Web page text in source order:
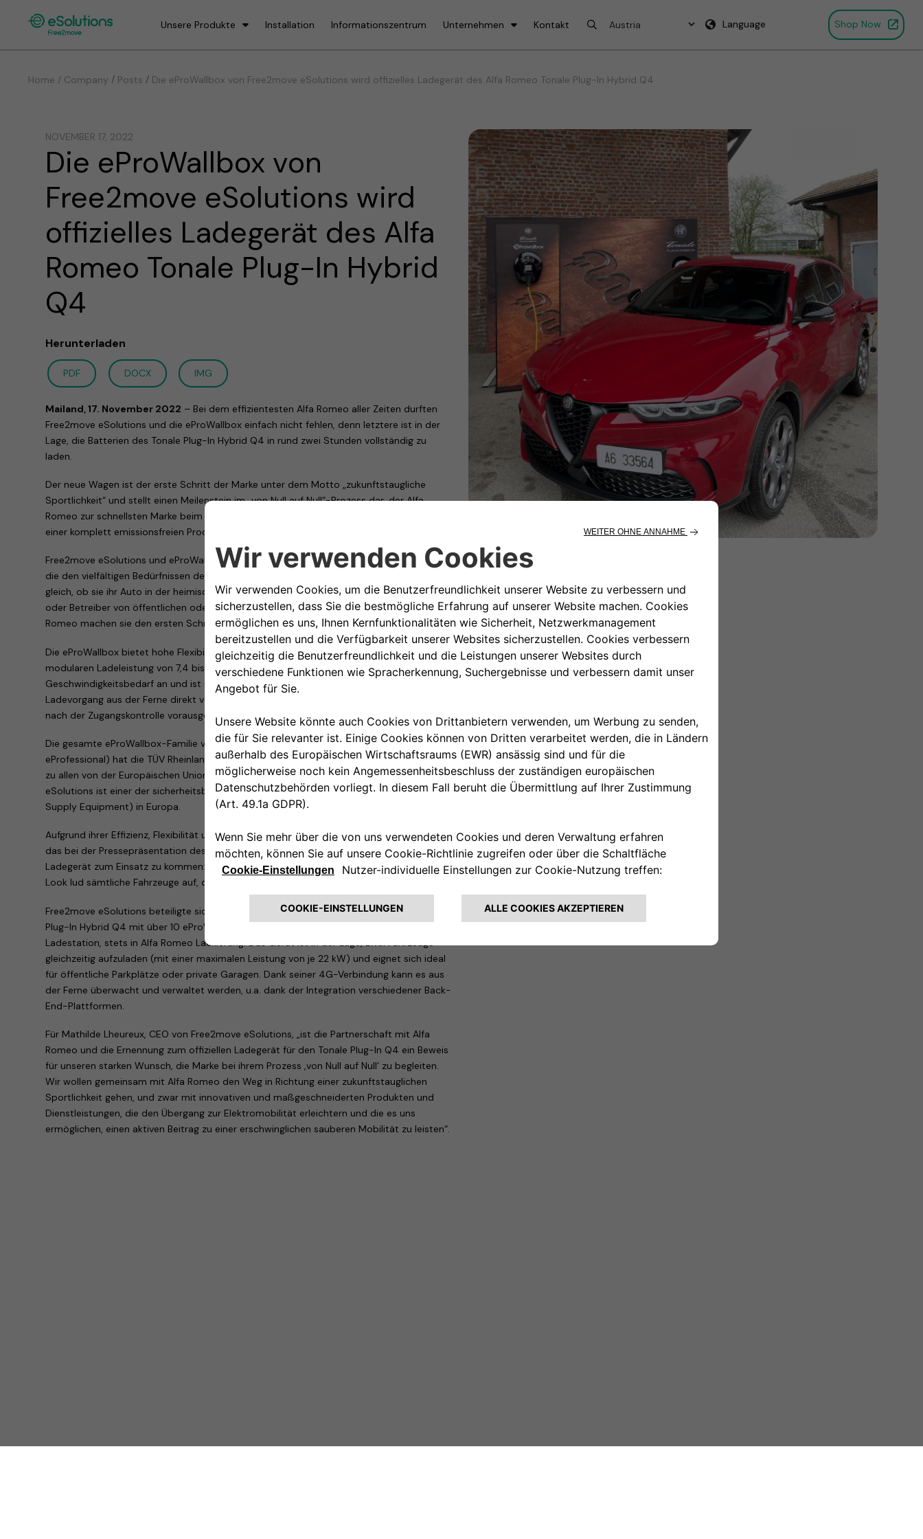
Unsere Produkte Installation Informationszentrum Unternehmen Kontakt Language Shop Now
Home / Company / Posts / Die eProWallbox von Free2move eSolutions wird offizielles Ladegerät des Alfa Romeo Tonale Plug-In Hybrid Q4
NOVEMBER 17, 2022
Die eProWallbox von
Free2move eSolutions wird
offizielles Ladegerät des Alfa
Romeo Tonale Plug-In Hybrid
Q4
Herunterladen
PDF DOCX IMG
Mailand, 17. November 2022 – Bei dem effizientesten Alfa Romeo aller Zeiten durften
Free2move eSolutions und die eProWallbox einfach nicht fehlen, denn letztere ist in der
Lage, die Batterien des Tonale Plug-In Hybrid Q4 in rund zwei Stunden vollständig zu
laden.
Der neue Wagen ist der erste Schritt der Marke unter dem Motto „zukunftstaugliche
Sportlichkeit“ und stellt einen Meilenstein im „von Null auf Null“-Prozess dar, der Alfa
Romeo zur schnellsten Marke beim Übergang von null elektrifizierten Autos (ab 2022) zu
einer komplett emissionsfreien Produktpalette im Jahr 2027 machen wird.
Free2move eSolutions und eProWallbox bilden zusammen eine Familie von Ladegeräten,
die den vielfältigen Bedürfnissen der unterschiedlichsten Kunden gerecht werden. Ganz
gleich, ob sie ihr Auto in der heimischen Garage aufladen müssen, ob sie Fuhrparkmanager
oder Betreiber von öffentlichen oder privaten Parkplätzen sind: gemeinsam mit Alfa
Romeo machen sie den ersten Schritt dieses wichtigen Übergangs.
Die eProWallbox bietet hohe Flexibilität in Bezug auf Funktionalität und Kosten. Mit einer
modularen Ladeleistung von 7,4 bis 22 kW passt sich das Gerät an den Energie- und
Geschwindigkeitsbedarf an und ist ideal für alle Einsatzarten. Außerdem kann der
Ladevorgang aus der Ferne direkt vom Smartphone aus verwaltet werden – Freischaltung
nach der Zugangskontrolle vorausgesetzt.
Die gesamte eProWallbox-Familie von Ladegeräten (eProWallbox, eProWallbox Move und
eProfessional) hat die TÜV Rheinland Type Approved-Zertifizierung erhalten, die zusätzlich
zu allen von der Europäischen Union vorgeschriebenen Zertifizierungen gilt. Free2move
eSolutions ist einer der sicherheitsbewusstesten Hersteller von EVSE (Electric Vehicle
Supply Equipment) in Europa.
Aufgrund ihrer Effizienz, Flexibilität und Qualität wurde die eProWallbox auserkoren, um als
das bei der Pressepräsentation des neuen Tonale Plug-In Hybrid Q4 verwendete
Ladegerät zum Einsatz zu kommen: Die eProWallbox im eleganten schwarzen Alfa Romeo-
Look lud sämtliche Fahrzeuge auf, die für die Testfahrt genutzt wurden.
Free2move eSolutions beteiligte sich an der internationalen Markteinführung des Tonale
Plug-In Hybrid Q4 mit über 10 eProWallboxen für die Testfahrzeuge und einer ePublic-
Ladestation, stets in Alfa Romeo Lackierung. Das Gerät ist in der Lage, zwei Fahrzeuge
gleichzeitig aufzuladen (mit einer maximalen Leistung von je 22 kW) und eignet sich ideal
für öffentliche Parkplätze oder private Garagen. Dank seiner 4G-Verbindung kann es aus
der Ferne überwacht und verwaltet werden, u.a. dank der Integration verschiedener Back-
End-Plattformen.
Für Mathilde Lheureux, CEO von Free2move eSolutions, „ist die Partnerschaft mit Alfa
Romeo und die Ernennung zum offiziellen Ladegerät für den Tonale Plug-In Q4 ein Beweis
für unseren starken Wunsch, die Marke bei ihrem Prozess ‚von Null auf Null‘ zu begleiten.
Wir wollen gemeinsam mit Alfa Romeo den Weg in Richtung einer zukunftstauglichen
Sportlichkeit gehen, und zwar mit innovativen und maßgeschneiderten Produkten und
Dienstleistungen, die den Übergang zur Elektromobilität erleichtern und die es uns
ermöglichen, einen aktiven Beitrag zu einer erschwinglichen sauberen Mobilität zu leisten“.